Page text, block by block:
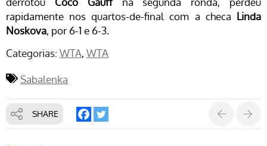
rapidamente nos quartos-de-final com a checa Linda
Noskova, por 6-1 e 6-3.
Categorias: WTA WTA
Sabalenka
SHARE